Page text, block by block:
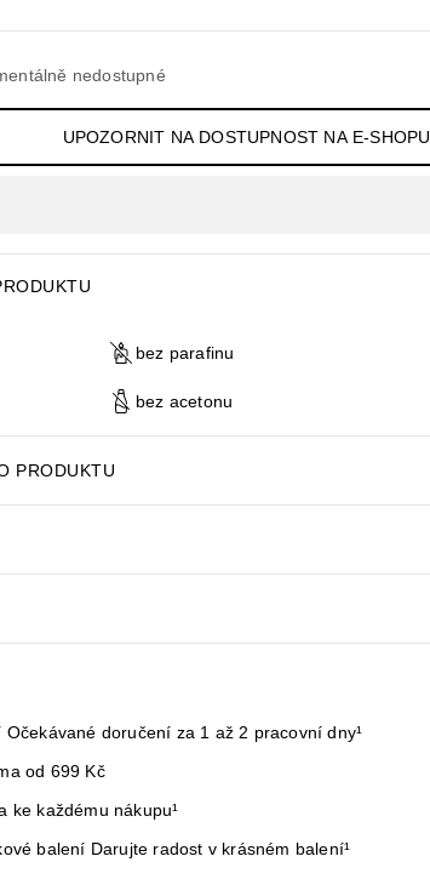
nedostupné
UPOZORNIT NA DOSTUPNOST NA E-SHOPU
bez parafinu
bez acetonu
PRODUKTU
Očekávané doručení za 1 až 2 pracovní dny¹
od 699 Kč
ke každému nákupu¹
balení Darujte radost v krásném balení¹